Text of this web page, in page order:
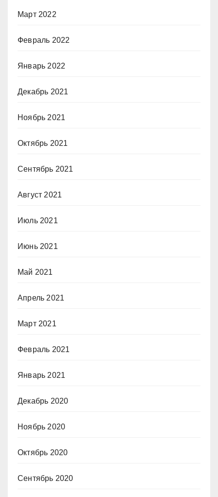
Март 2022
Февраль 2022
Январь 2022
Декабрь 2021
Ноябрь 2021
Октябрь 2021
Сентябрь 2021
Август 2021
Июль 2021
Июнь 2021
Май 2021
Апрель 2021
Март 2021
Февраль 2021
Январь 2021
Декабрь 2020
Ноябрь 2020
Октябрь 2020
Сентябрь 2020